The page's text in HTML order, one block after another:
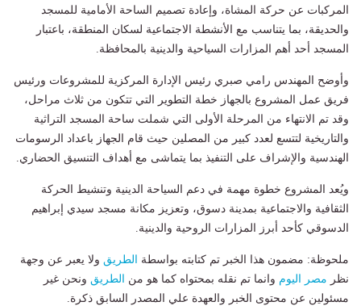
المركبات عن حركة المشاة، وإعادة تصميم الساحة الأمامية للمسجد
والحديقة، بما يتناسب مع الأنشطة الاجتماعية لسكان المنطقة، باعتبار
المسجد أحد أهم المزارات السياحية والدينية بالمحافظة.
وأوضح المهندس رامي صبري رئيس الإدارة المركزية للمشروعات ورئيس
فريق عمل المشروع بالجهاز خطة التطوير التي تتكون من ثلاث مراحل،
وقد تم الانتهاء من المرحلة الأولى التي شملت ساحة المسجد التراثية
والتاريخية لتتسع لعدد كبير من المصلين حيث قام الجهاز باعداد الرسومات
الهندسية والإشراف على التنفيذ بما يتماشى مع أهداف التنسيق الحضاري.
ويُعد المشروع خطوة مهمة في دعم السياحة الدينية وتنشيط الحركة
الثقافية والاجتماعية بمدينة دسوق، وتعزيز مكانة مسجد سيدي إبراهيم
الدسوقي كأحد أبرز المزارات الروحية والدينية.
ملحوظة: مضمون هذا الخبر تم كتابته بواسطة الطريق ولا يعبر عن وجهة
نظر مصر اليوم وانما تم نقله بمحتواه كما هو من الطريق ونحن غير
مسئولين عن محتوى الخبر والعهدة علي المصدر السابق ذكرة.